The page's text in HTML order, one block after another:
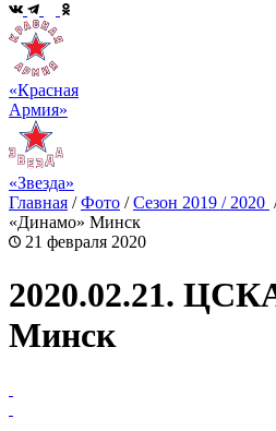
«Красная
Армия»
«Звезда»
Главная /Фото /Сезон 2019 / 2020
«Динамо» Минск
21 февраля 2020
2020.02.21.
Минск